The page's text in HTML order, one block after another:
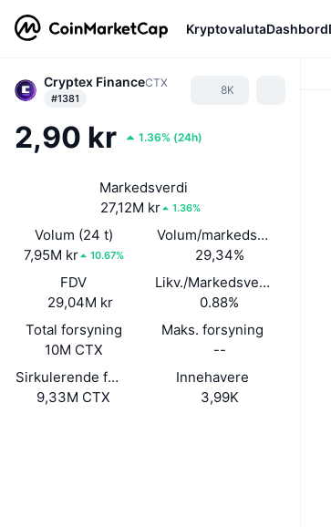
KryptovalutaDashbord
Cryptex FinanceCTX
#1381
8K
2,90 kr 1.36% (24h)
Markedsverdi
27,12M kr
1.36%
Volum (24 t)
7,95M kr
10.67%
Volum/markedsverdi (24
29,34%
FDV
29,04M kr
Likv./Markedsverdi
0.88%
Total forsyning
10M CTX
Maks. forsyning
--
Sirkulerende forsyning
9,33M CTX
Innehavere
3,99K